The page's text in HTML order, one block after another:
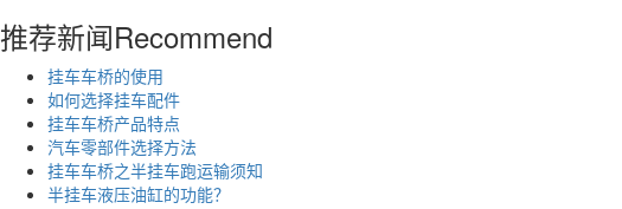
推荐新闻Recommend
挂车车桥的使用
如何选择挂车配件
挂车车桥产品特点
汽车零部件选择方法
挂车车桥之半挂车跑运输须知
半挂车​液压油缸的功能？